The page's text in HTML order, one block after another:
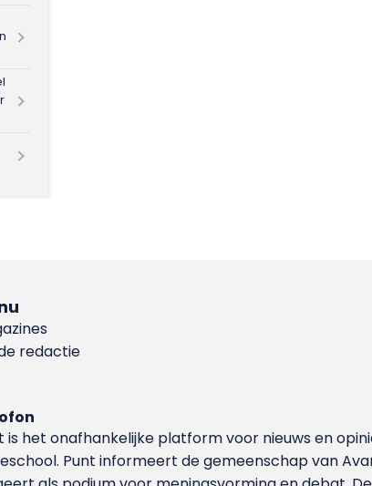
redactie
is het onafhankelijke platform voor nieuws en
Punt informeert de gemeenschap van